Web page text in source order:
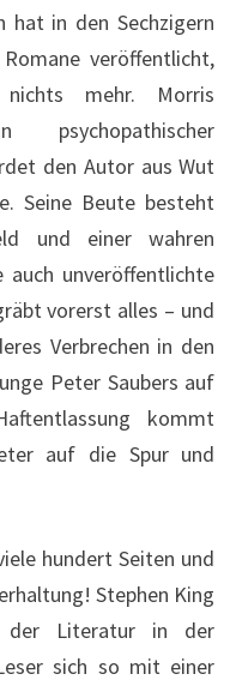
hat in den Sechzigern
veröffentlicht,
mehr. Morris
psychopathischer
den Autor aus Wut
Seine Beute besteht
und einer wahren
auch unveröffentlichte
vorerst alles – und
Verbrechen in den
Peter Saubers auf
kommt
auf die Spur und
hundert Seiten und
Stephen King
der Literatur in der
sich so mit einer